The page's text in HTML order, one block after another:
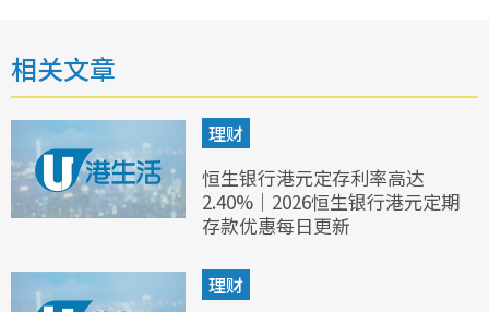
相关文章
理财
恒生银行港元定存利率高达
2.40%｜2026恒生银行港元定期
存款优惠每日更新
理财